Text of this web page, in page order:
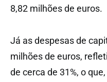
8,82 milhões de euros.
Já as despesas de
milhões de euros,
de cerca de 31%, o